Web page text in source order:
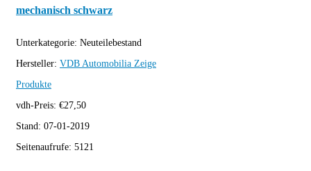
mechanisch schwarz
Unterkategorie: Neuteilebestand
Hersteller: VDB Automobilia Zeige
Produkte
vdh-Preis: €27,50
Stand: 07-01-2019
Seitenaufrufe: 5121